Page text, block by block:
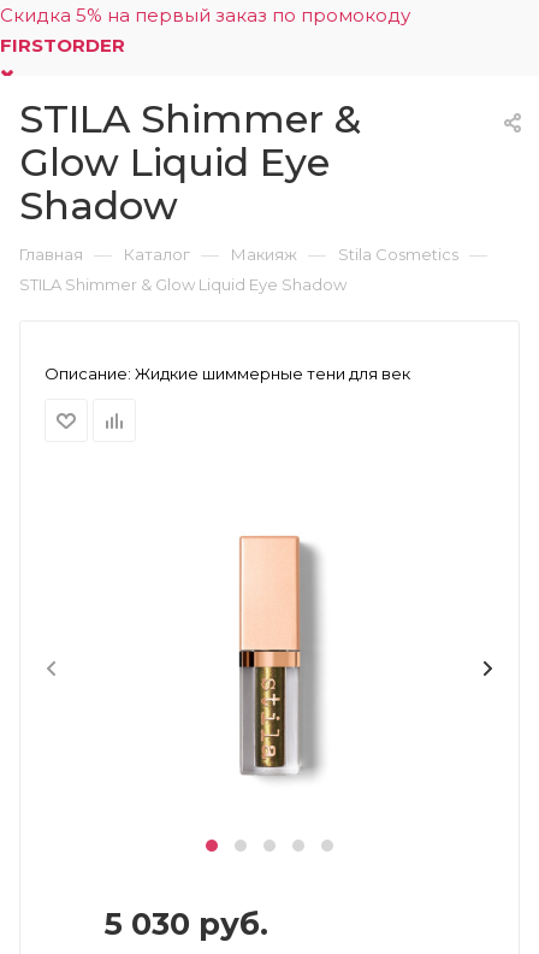
Скидка 5% на первый заказ по промокоду
FIRSTORDER
0
STILA Shimmer &
Glow Liquid Eye
Shadow
Главная — Каталог — Макияж — Stila Cosmetics —
STILA Shimmer & Glow Liquid Eye Shadow
Описание: Жидкие шиммерные тени для век
5 030 руб.